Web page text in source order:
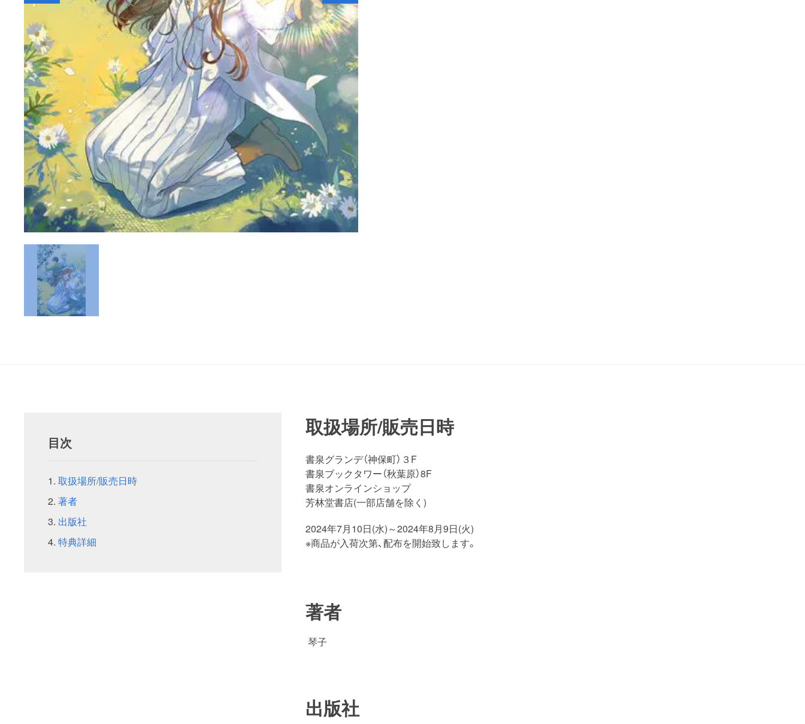
目次
取扱場所/販売日時
著者
出版社
特典詳細
取扱場所/販売日時
書泉グランデ（神保町）３F
書泉ブックタワー（秋葉原）8F
書泉オンラインショップ
芳林堂書店(一部店舗を除く)
2024年7月10日(水)～2024年8月9日(火)
※商品が入荷次第、配布を開始致します。
著者
琴子
出版社